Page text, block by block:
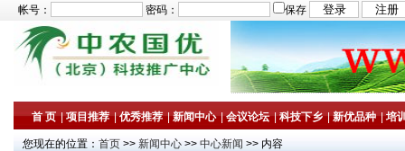
帐号： 密码： 保存
首 页 |项目推荐 |优秀推荐 |新闻中心 |会议论坛 |科技下乡 |新优品种 |培
您现在的位置： 首页 >> 新闻中心 >> 中心新闻 >> 内容